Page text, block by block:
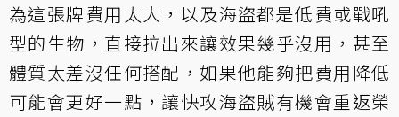
為這張牌費用太大，以及海盜都是低費或戰吼
型的生物，直接拉出來讓效果幾乎沒用，甚至
體質太差沒任何搭配，如果他能夠把費用降低
可能會更好一點，讓快攻海盜賊有機會重返榮